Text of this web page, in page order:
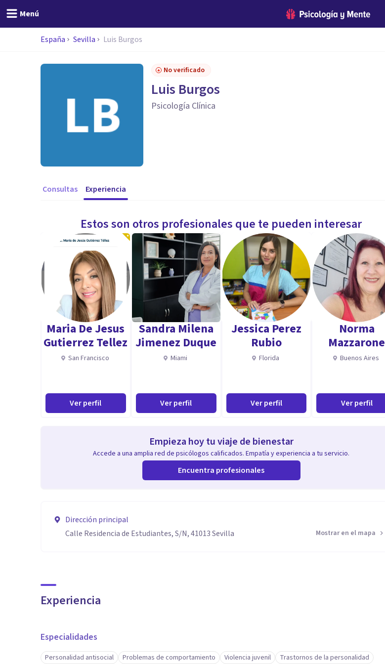
Menú
España Sevilla Luis Burgos
No verificado
Luis Burgos
Psicología Clínica
Consultas Experiencia
Estos son otros profesionales que te pueden interesar
Maria De Jesus
Gutierrez Tellez
San Francisco
Ver perfil
Sandra Milena
Jimenez Duque
Miami
Ver perfil
Jessica Perez
Rubio
Florida
Ver perfil
Norma
Mazzarone
Buenos Aires
Ver perfil
Empieza hoy tu viaje de bienestar
Accede a una amplia red de psicólogos calificados. Empatía y experiencia a tu servicio.
Encuentra profesionales
Dirección principal
Calle Residencia de Estudiantes, S/N, 41013 Sevilla
Mostrar en el mapa
Experiencia
Especialidades
Personalidad antisocial Problemas de comportamiento Violencia juvenil Trastornos de la personalidad